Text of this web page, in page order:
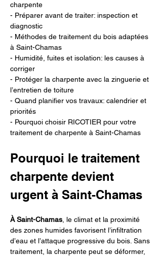
charpente
- Préparer avant de traiter: inspection et
diagnostic
- Méthodes de traitement du bois adaptées
à Saint-Chamas
- Humidité, fuites et isolation: les causes à
corriger
- Protéger la charpente avec la zinguerie et
l’entretien de toiture
- Quand planifier vos travaux: calendrier et
priorités
- Pourquoi choisir RICOTIER pour votre
traitement de charpente à Saint-Chamas
Pourquoi le traitement
charpente devient
urgent à Saint-Chamas
À Saint-Chamas , le climat et la proximité
des zones humides favorisent l’infiltration
d’eau et l’attaque progressive du bois. Sans
traitement, la charpente peut se déformer,